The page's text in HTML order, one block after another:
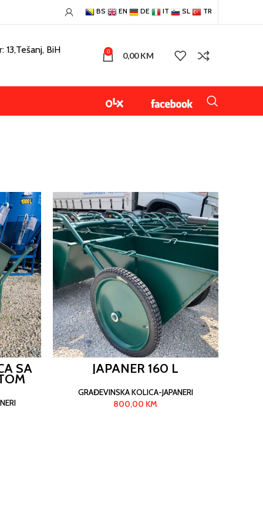
BS EN DE IT SL TR
13,Tešanj, BiH 0 0,00KM
SA JAPANER 160 L
GRAĐEVINSKA KOLICA-JAPANERI
800,00 KM